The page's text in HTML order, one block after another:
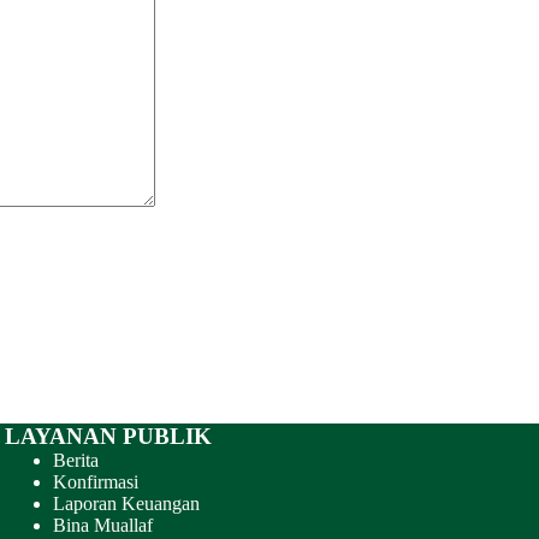
LAYANAN PUBLIK
Berita
Konfirmasi
Laporan Keuangan
Bina Muallaf